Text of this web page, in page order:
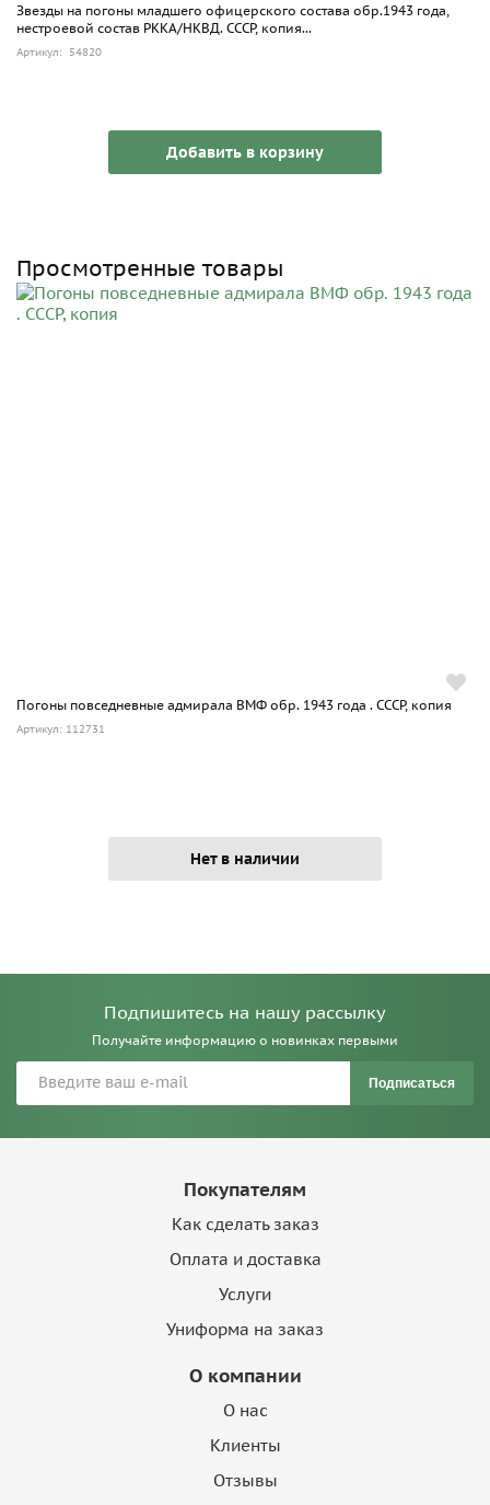
Звезды на погоны младшего офицерского состава обр.1943 года,
нестроевой состав РККА/НКВД. СССР, копия...
Артикул: 54820
Добавить в корзину
Просмотренные товары
Погоны повседневные адмирала ВМФ обр. 1943 года . СССР, копия
Артикул: 112731
Нет в наличии
Подпишитесь на нашу рассылку
Получайте информацию о новинках первыми
Подписаться
Покупателям
Как сделать заказ
Оплата и доставка
Услуги
Униформа на заказ
О компании
О нас
Клиенты
Отзывы